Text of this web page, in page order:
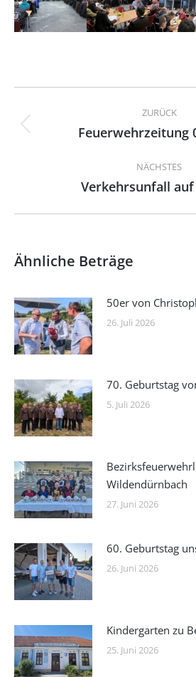
Kommentarnavigation
ZURÜCK
Feuerwehrzeitung
NÄCHSTES
Verkehrsunfall
Ähnliche Beträge
50er von
26. Juli 2026
70. Geburtstag
5. Juli 2026
Wildendürnbach
27. Juni 2026
60. Geburtstag
26. Juni 2026
Kindergarten zu
25. Juni 2026